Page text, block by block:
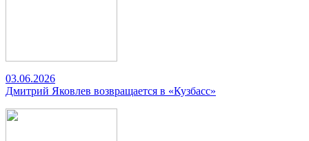
03.06.2026
Дмитрий Яковлев возвращается в «Кузбасс»